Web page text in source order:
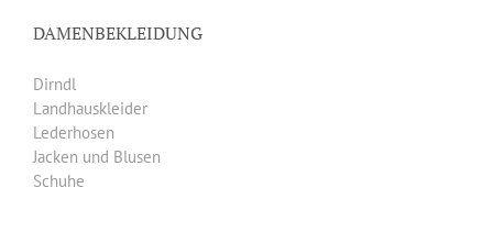
DAMENBEKLEIDUNG
Dirndl
Landhauskleider
Lederhosen
Jacken und Blusen
Schuhe